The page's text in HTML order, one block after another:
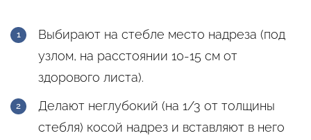
Выбирают на стебле место надреза (под
узлом, на расстоянии 10-15 см от
здорового листа).
Делают неглубокий (на 1/3 от толщины
стебля) косой надрез и вставляют в него